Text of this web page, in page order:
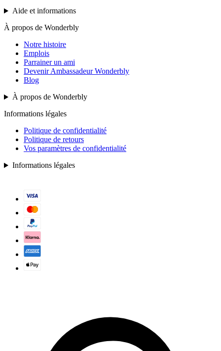
Aide et informations
À propos de Wonderbly
Notre histoire
Emplois
Parrainer un ami
Devenir Ambassadeur Wonderbly
Blog
À propos de Wonderbly
Informations légales
Politique de confidentialité
Politique de retours
Vos paramètres de confidentialité
Informations légales